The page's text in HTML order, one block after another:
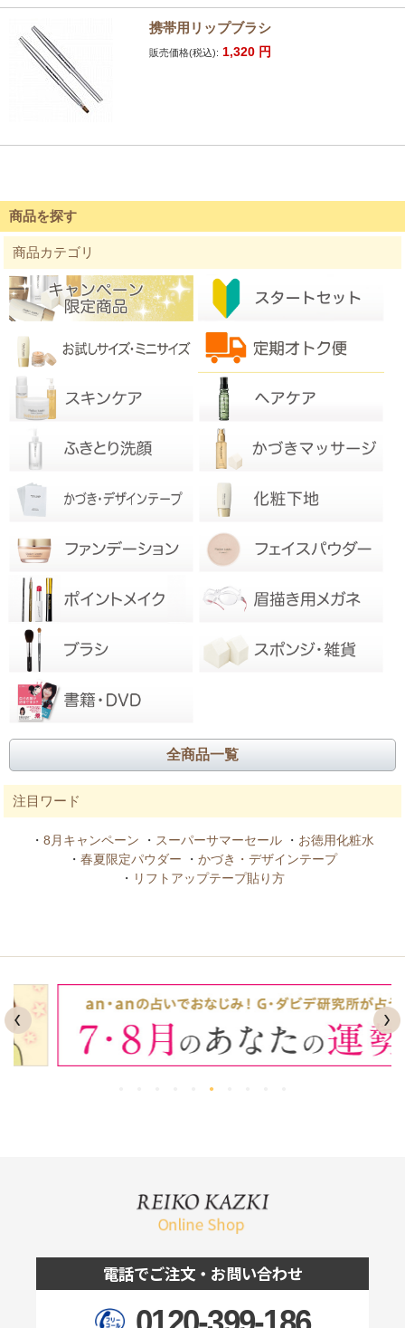
携帯用リップブラシ
販売価格(税込): 1,320 円
商品を探す
商品カテゴリ
全商品一覧
注目ワード
・ 8月キャンペーン ・ スーパーサマーセール ・ お徳用化粧水
・ 春夏限定パウダー ・ かづき・デザインテープ
・ リフトアップテープ貼り方
電話でご注文・お問い合わせ